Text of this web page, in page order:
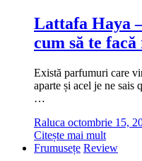
Lattafa Haya
cum să te
Există parfumuri care
aparte și acel je ne sais
…
Raluca octombrie 15,
Citește mai mult
Frumusețe Review